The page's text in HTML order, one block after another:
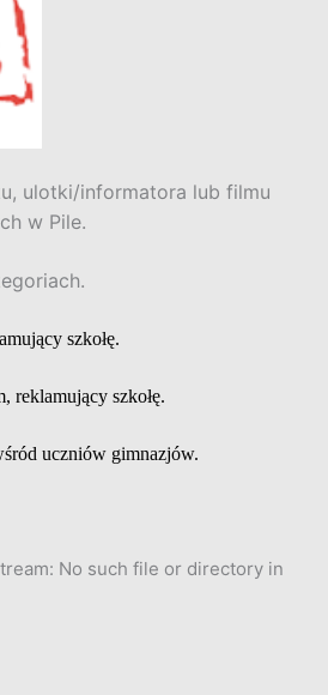
ulotki/informatora lub filmu
w Pile.
szkołę.
reklamujący szkołę.
uczniów gimnazjów.
No such file or directory in